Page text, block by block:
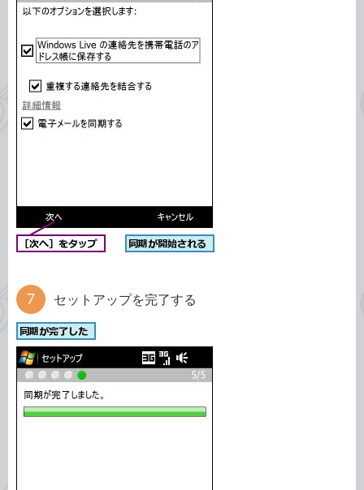
セットアップを完了する